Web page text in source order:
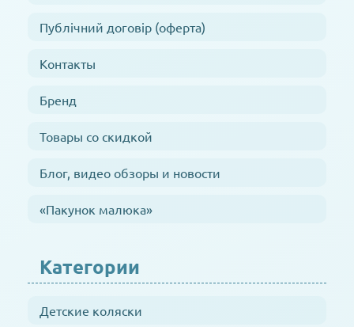
Публічний договір (оферта)
Контакты
Бренд
Товары со скидкой
Блог, видео обзоры и новости
«Пакунок малюка»
Категории
Детские коляски